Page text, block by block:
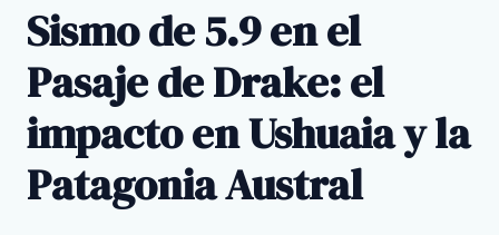
Sismo de 5.9 en el
Pasaje de Drake: el
impacto en Ushuaia y la
Patagonia Austral